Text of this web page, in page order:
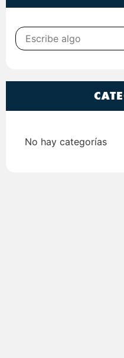
No hay categorías